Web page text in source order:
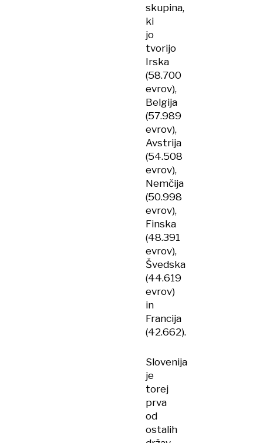
skupina,
ki
jo
tvorijo
Irska
(58.700
evrov),
Belgija
(57.989
evrov),
Avstrija
(54.508
evrov),
Nemčija
(50.998
evrov),
Finska
(48.391
evrov),
Švedska
(44.619
evrov)
in
Francija
(42.662).
Slovenija
je
torej
prva
od
ostalih